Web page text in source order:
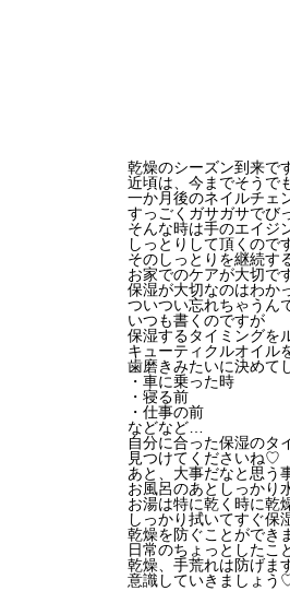
乾燥のシーズン到来で
近頃は、今までそうで
一か月後のネイルチェ
すっごくガサガサでび
そんな時は手のエイジ
しっとりして頂くので
そのしっとりを継続す
お家でのケアが大切で
保湿が大切なのはわか
ついつい忘れちゃうん
いつも書くのですが
保湿するタイミングを
キューティクルオイル
歯磨きみたいに決めて
・車に乗った時
・寝る前
・仕事の前
などなど…
自分に合った保湿のタ
見つけてくださいね♡
あと、大事だなと思う
お風呂のあとしっかり
お湯は特に乾く時に乾
しっかり拭いてすぐ保
乾燥を防ぐことができ
日常のちょっとしたこ
乾燥、手荒れは防げま
意識していきましょう